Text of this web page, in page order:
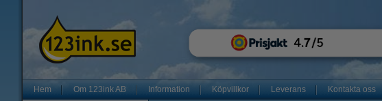
Hem Om 123ink AB Information Köpvillkor Leverans Kontakta oss